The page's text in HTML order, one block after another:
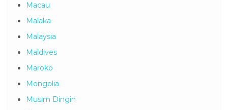
Macau
Malaka
Malaysia
Maldives
Maroko
Mongolia
Musim Dingin